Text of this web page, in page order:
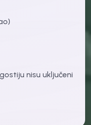
nisu uključeni